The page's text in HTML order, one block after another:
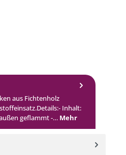
aus Fichtenholz
Inhalt:
geflammt -… Mehr